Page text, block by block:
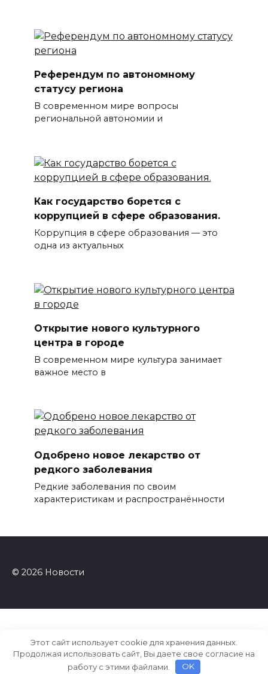
Референдум по автономному
статусу региона
В современном мире вопросы
региональной автономии и
Как государство борется с
коррупцией в сфере образования.
Коррупция в сфере образования — это
одна из актуальных
Открытие нового культурного
центра в городе
В современном мире культура занимает
важное место в
Одобрено новое лекарство от
редкого заболевания
Редкие заболевания по своим
характеристикам и распространённости
© 2026 Новости
Этот сайт использует cookie для хранения данных.
Продолжая использовать сайт, Вы даете свое согласие на
работу с этими файлами.
OK